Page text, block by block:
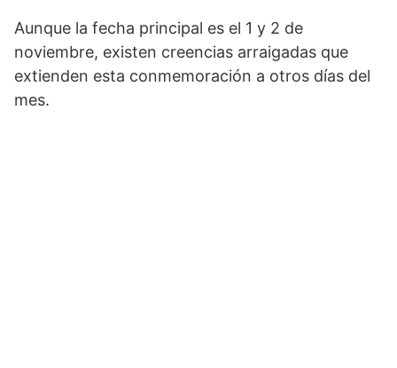
Aunque la fecha principal es el 1 y 2 de
noviembre, existen creencias arraigadas que
extienden esta conmemoración a otros días del
mes.